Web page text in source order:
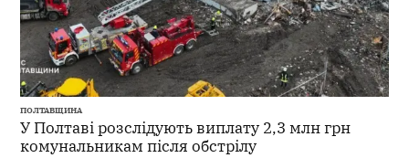
ПОЛТАВЩИНА
У Полтаві розслідують виплату 2,3 млн грн
комунальникам після обстрілу